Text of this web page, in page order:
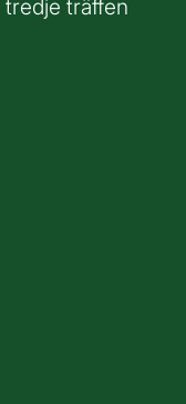
träffen